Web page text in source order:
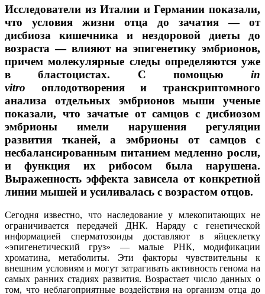
Исследователи из Италии и Германии показали,
что условия жизни отца до зачатия — от
дисбиоза кишечника и нездоровой диеты до
возраста — влияют на эпигенетику эмбрионов,
причем молекулярные следы определяются уже
в бластоцистах. С помощью in
vitro оплодотворения и транскриптомного
анализа отдельных эмбрионов мыши ученые
показали, что зачатые от самцов с дисбиозом
эмбрионы имели нарушения регуляции
развития тканей, а эмбрионы от самцов с
несбалансированным питанием медленно росли,
и функция их рибосом была нарушена.
Выраженность эффекта зависела от конкретной
линии мышей и усиливалась с возрастом отцов.
Сегодня известно, что наследование у млекопитающих не
ограничивается передачей ДНК. Наряду с генетической
информацией сперматозоиды доставляют в яйцеклетку
«эпигенетический груз» — малые РНК, модификации
хроматина, метаболиты. Эти факторы чувствительны к
внешним условиям и могут затрагивать активность генома на
самых ранних стадиях развития. Возрастает число данных о
том, что неблагоприятные воздействия на организм отца до